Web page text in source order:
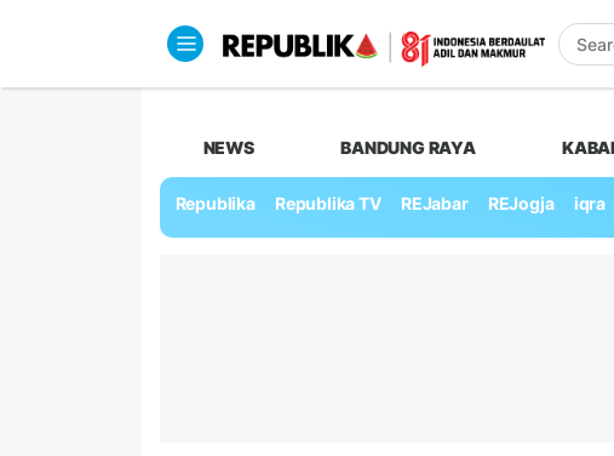
NEWS BANDUNG RAYA
Republika Republika TV REJabar REJogja iqra